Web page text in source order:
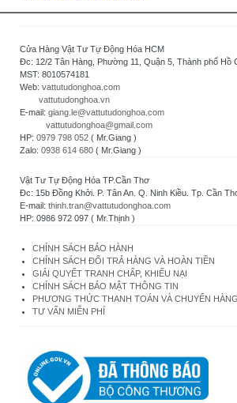
Cửa Hàng Vật Tư Tự Động Hóa HCM
Đc: 12/2 Tân Hàng, Phường 11, Quận 5, Thành phố Hồ
MST: 8010574181
Web: vattutudonghoa.com
vattutudonghoa.vn
E-mail: giang.le@vattutudonghoa.com
vattutudonghoa@gmail.com
HP: 0979 798 052 ( Mr.Giang )
Zalo: 0938 614 680 ( Mr.Giang )
Vật Tư Tự Động Hóa TP.Cần Thơ
Đc: 15b Đồng Khởi. P. Tân An. Q. Ninh Kiều. Tp. Cần
E-mail: thinh.tran@vattutudonghoa.com
HP: 0986 972 097 ( Mr.Thịnh )
CHÍNH SÁCH BẢO HÀNH
CHÍNH SÁCH ĐỔI TRẢ HÀNG VÀ HOÀN TIỀN
GIẢI QUYẾT TRANH CHẤP, KHIẾU NẠI
CHÍNH SÁCH BẢO MẬT THÔNG TIN
PHƯƠNG THỨC THANH TOÁN VÀ CHUYỂN HÀNG
TƯ VẤN MIỄN PHÍ